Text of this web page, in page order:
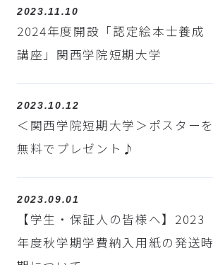
2023.11.10
2024年度開設「認定絵本士養成
講座」関西学院短期大学
2023.10.12
＜関西学院短期大学＞ポスターを
無料でプレゼント♪
2023.09.01
【学生・保証人の皆様へ】2023
年度秋学期学費納入用紙の発送時